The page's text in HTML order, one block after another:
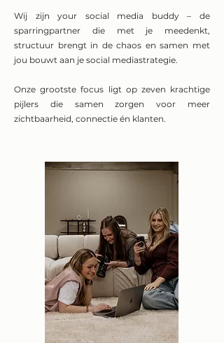
Wij zijn your social media buddy – de
sparringpartner die met je meedenkt,
structuur brengt in de chaos en samen met
jou bouwt aan je social mediastrategie.
Onze grootste focus ligt op zeven krachtige
pijlers die samen zorgen voor meer
zichtbaarheid, connectie én klanten.